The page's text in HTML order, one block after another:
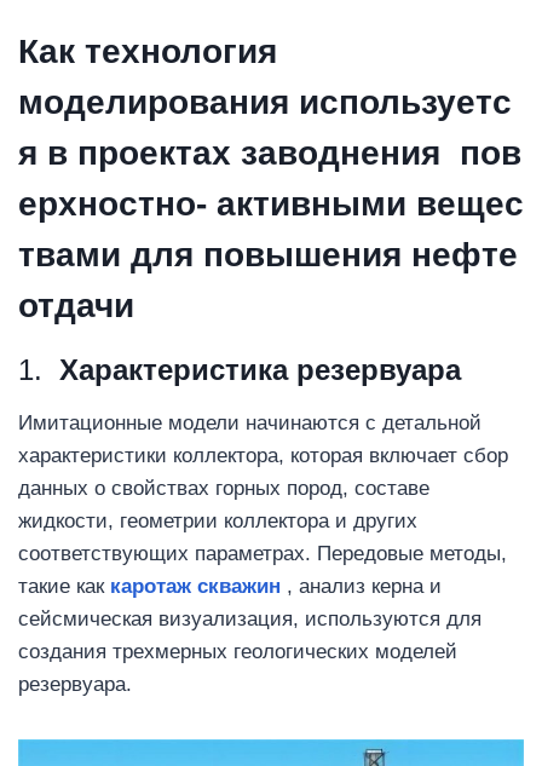
Как технология
моделирования используетс
я в проектах заводнения
пов
ерхностно- активными вещес
твами для повышения нефте
отдачи
1. Характеристика резервуара
Имитационные модели начинаются с детальной
характеристики коллектора, которая включает сбор
данных о свойствах горных пород, составе
жидкости, геометрии коллектора и других
соответствующих параметрах. Передовые методы,
такие как каротаж скважин , анализ керна и
сейсмическая визуализация, используются для
создания трехмерных геологических моделей
резервуара.